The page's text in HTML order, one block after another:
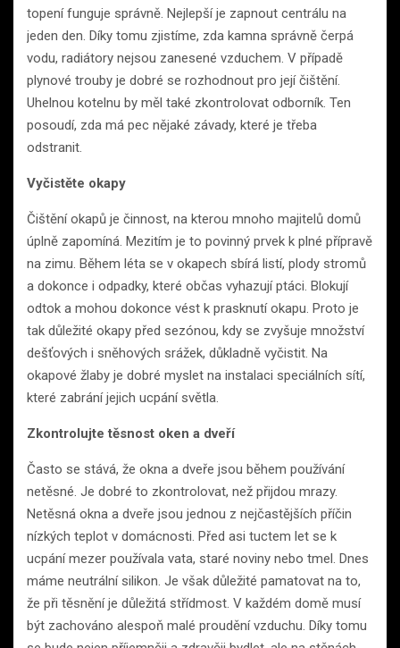
topení funguje správně. Nejlepší je zapnout centrálu na
jeden den. Díky tomu zjistíme, zda kamna správně čerpá
vodu, radiátory nejsou zanesené vzduchem. V případě
plynové trouby je dobré se rozhodnout pro její čištění.
Uhelnou kotelnu by měl také zkontrolovat odborník. Ten
posoudí, zda má pec nějaké závady, které je třeba
odstranit.
Vyčistěte okapy
Čištění okapů je činnost, na kterou mnoho majitelů domů
úplně zapomíná. Mezitím je to povinný prvek k plné přípravě
na zimu. Během léta se v okapech sbírá listí, plody stromů
a dokonce i odpadky, které občas vyhazují ptáci. Blokují
odtok a mohou dokonce vést k prasknutí okapu. Proto je
tak důležité okapy před sezónou, kdy se zvyšuje množství
dešťových i sněhových srážek, důkladně vyčistit. Na
okapové žlaby je dobré myslet na instalaci speciálních sítí,
které zabrání jejich ucpání světla.
Zkontrolujte těsnost oken a dveří
Často se stává, že okna a dveře jsou během používání
netěsné. Je dobré to zkontrolovat, než přijdou mrazy.
Netěsná okna a dveře jsou jednou z nejčastějších příčin
nízkých teplot v domácnosti. Před asi tuctem let se k
ucpání mezer používala vata, staré noviny nebo tmel. Dnes
máme neutrální silikon. Je však důležité pamatovat na to,
že při těsnění je důležitá střídmost. V každém domě musí
být zachováno alespoň malé proudění vzduchu. Díky tomu